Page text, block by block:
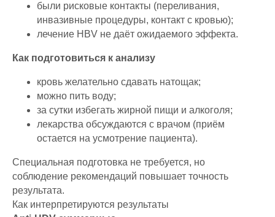
были рисковые контакты (переливания,
инвазивные процедуры, контакт с кровью);
лечение HBV не даёт ожидаемого эффекта.
Как подготовиться к анализу
кровь желательно сдавать натощак;
можно пить воду;
за сутки избегать жирной пищи и алкоголя;
лекарства обсуждаются с врачом (приём
остается на усмотрение пациента).
Специальная подготовка не требуется, но
соблюдение рекомендаций повышает точность
результата.
Как интерпретируются результаты